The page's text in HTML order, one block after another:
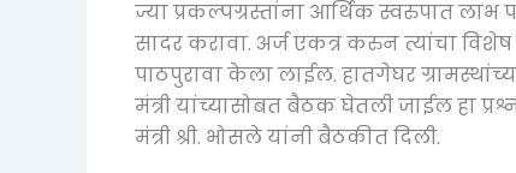
ज्या प्रकल्पग्रस्तांना आर्थिक स्वरुपात लाभ
सादर करावा. अर्ज एकत्र करुन त्यांचा
पाठपुरावा केला लाईल. हातगेघर
मंत्री यांच्यासोबत बैठक घेतली जाईल हा
मंत्री श्री. भोसले यांनी बैठकीत दिली.